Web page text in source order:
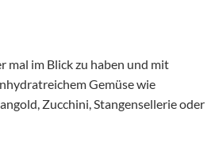
mal im Blick zu haben und mit
Gemüse wie
Zucchini, Stangensellerie oder